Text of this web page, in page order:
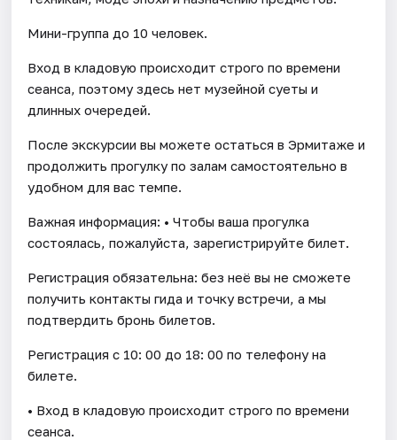
Мини-группа до 10 человек.
Вход в кладовую происходит строго по времени
сеанса, поэтому здесь нет музейной суеты и
длинных очередей.
После экскурсии вы можете остаться в Эрмитаже и
продолжить прогулку по залам самостоятельно в
удобном для вас темпе.
Важная информация: • Чтобы ваша прогулка
состоялась, пожалуйста, зарегистрируйте билет.
Регистрация обязательна: без неё вы не сможете
получить контакты гида и точку встречи, а мы
подтвердить бронь билетов.
Регистрация с 10: 00 до 18: 00 по телефону на
билете.
• Вход в кладовую происходит строго по времени
сеанса.